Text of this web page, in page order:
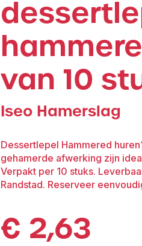
van 10
Iseo Hamerslag
Dessertlepel Hammered
gehamerde afwerking zijn
Verpakt per 10 stuks.
Randstad. Reserveer
€ 2,63